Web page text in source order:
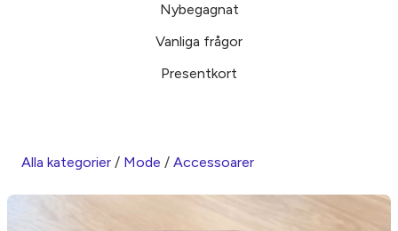
Nybegagnat
Vanliga frågor
Presentkort
Alla kategorier / Mode / Accessoarer